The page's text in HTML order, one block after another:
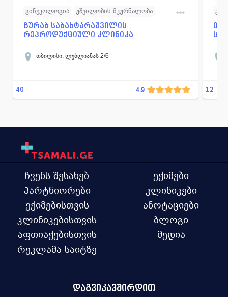
გინეკოლოგია
უშვილობის მკურნალობა
ინ ვიტრო განაყოფირება
ბავშვთა და მოზარდთა რეპროდუქციული
ესთეტიური ენდოკრინოლოგია
ენდომეტრიოზის დიაგნოსტიკა და მკურნალობა
ზურაბ საბახტარაშვილის
რეპროდუქციული კლინიკა
თბილისი, ლუბლიანას 2/6
40 4.9 12
ჩვენს შესახებ
პარტნიორები
ექიმებისთვის
კლინიკებისთვის
აფთიაქებისთვის
რეკლამა საიტზე
ექიმები
კლინიკები
ანოტაციები
ბლოგი
მედია
დაგვიკავშირდით